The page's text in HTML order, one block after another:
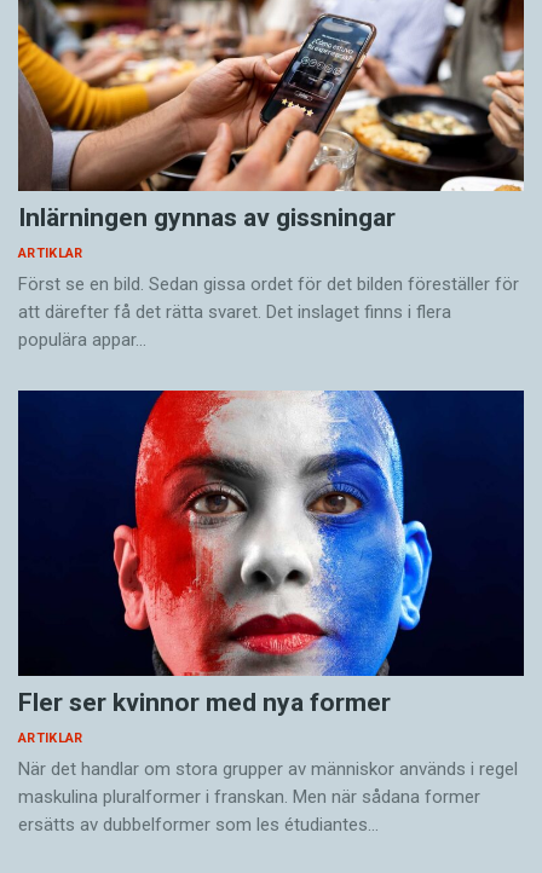
Inlärningen gynnas av gissningar
ARTIKLAR
Först se en bild. Sedan gissa ordet för det bilden föreställer för
att därefter få det rätta svaret. Det inslaget finns i flera
populära appar…
Fler ser kvinnor med nya former
ARTIKLAR
När det handlar om stora grupper av människor används i regel
maskulina pluralformer i franskan. Men när sådana ­former
ersätts av dubbel­former som les étudiantes…